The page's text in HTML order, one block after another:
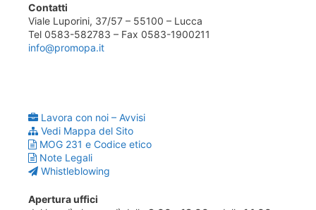
Contatti
Viale Luporini, 37/57 – 55100 – Lucca
Tel 0583-582783 – Fax 0583-1900211
info@promopa.it
Lavora con noi – Avvisi
Vedi Mappa del Sito
MOG 231 e Codice etico
Note Legali
Whistleblowing
Apertura uffici